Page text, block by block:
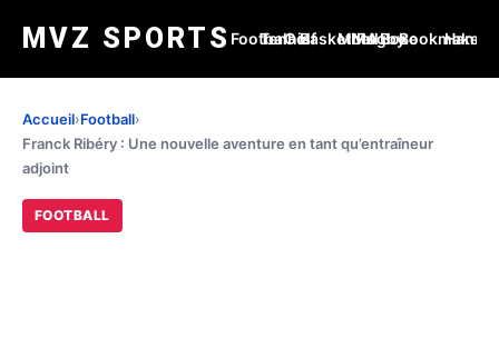
MVZ SPORTS Football
Tennis
GolfBasketball
MMARugby
BoxeBookmakers
Accueil›Football›
Franck Ribéry : Une nouvelle aventure en tant qu’entraîneur
adjoint
FOOTBALL